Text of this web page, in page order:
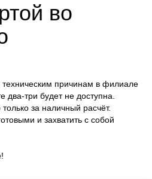
во
причинам в филиале
два-три будет не доступна.
за наличный расчёт.
и захватить с собой